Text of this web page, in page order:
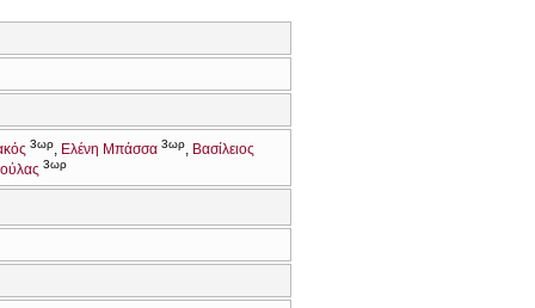
3ωρ Ελένη Μπάσσα 3ωρ
Βασίλειος
3ωρ